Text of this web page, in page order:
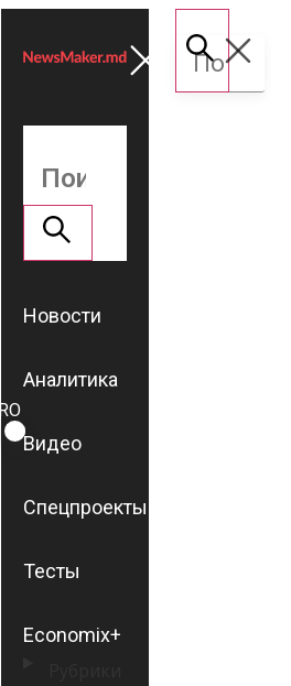
ROMÂNĂ
RU
Новости
Аналитика
Видео
Спецпроекты
Тесты
Economix+